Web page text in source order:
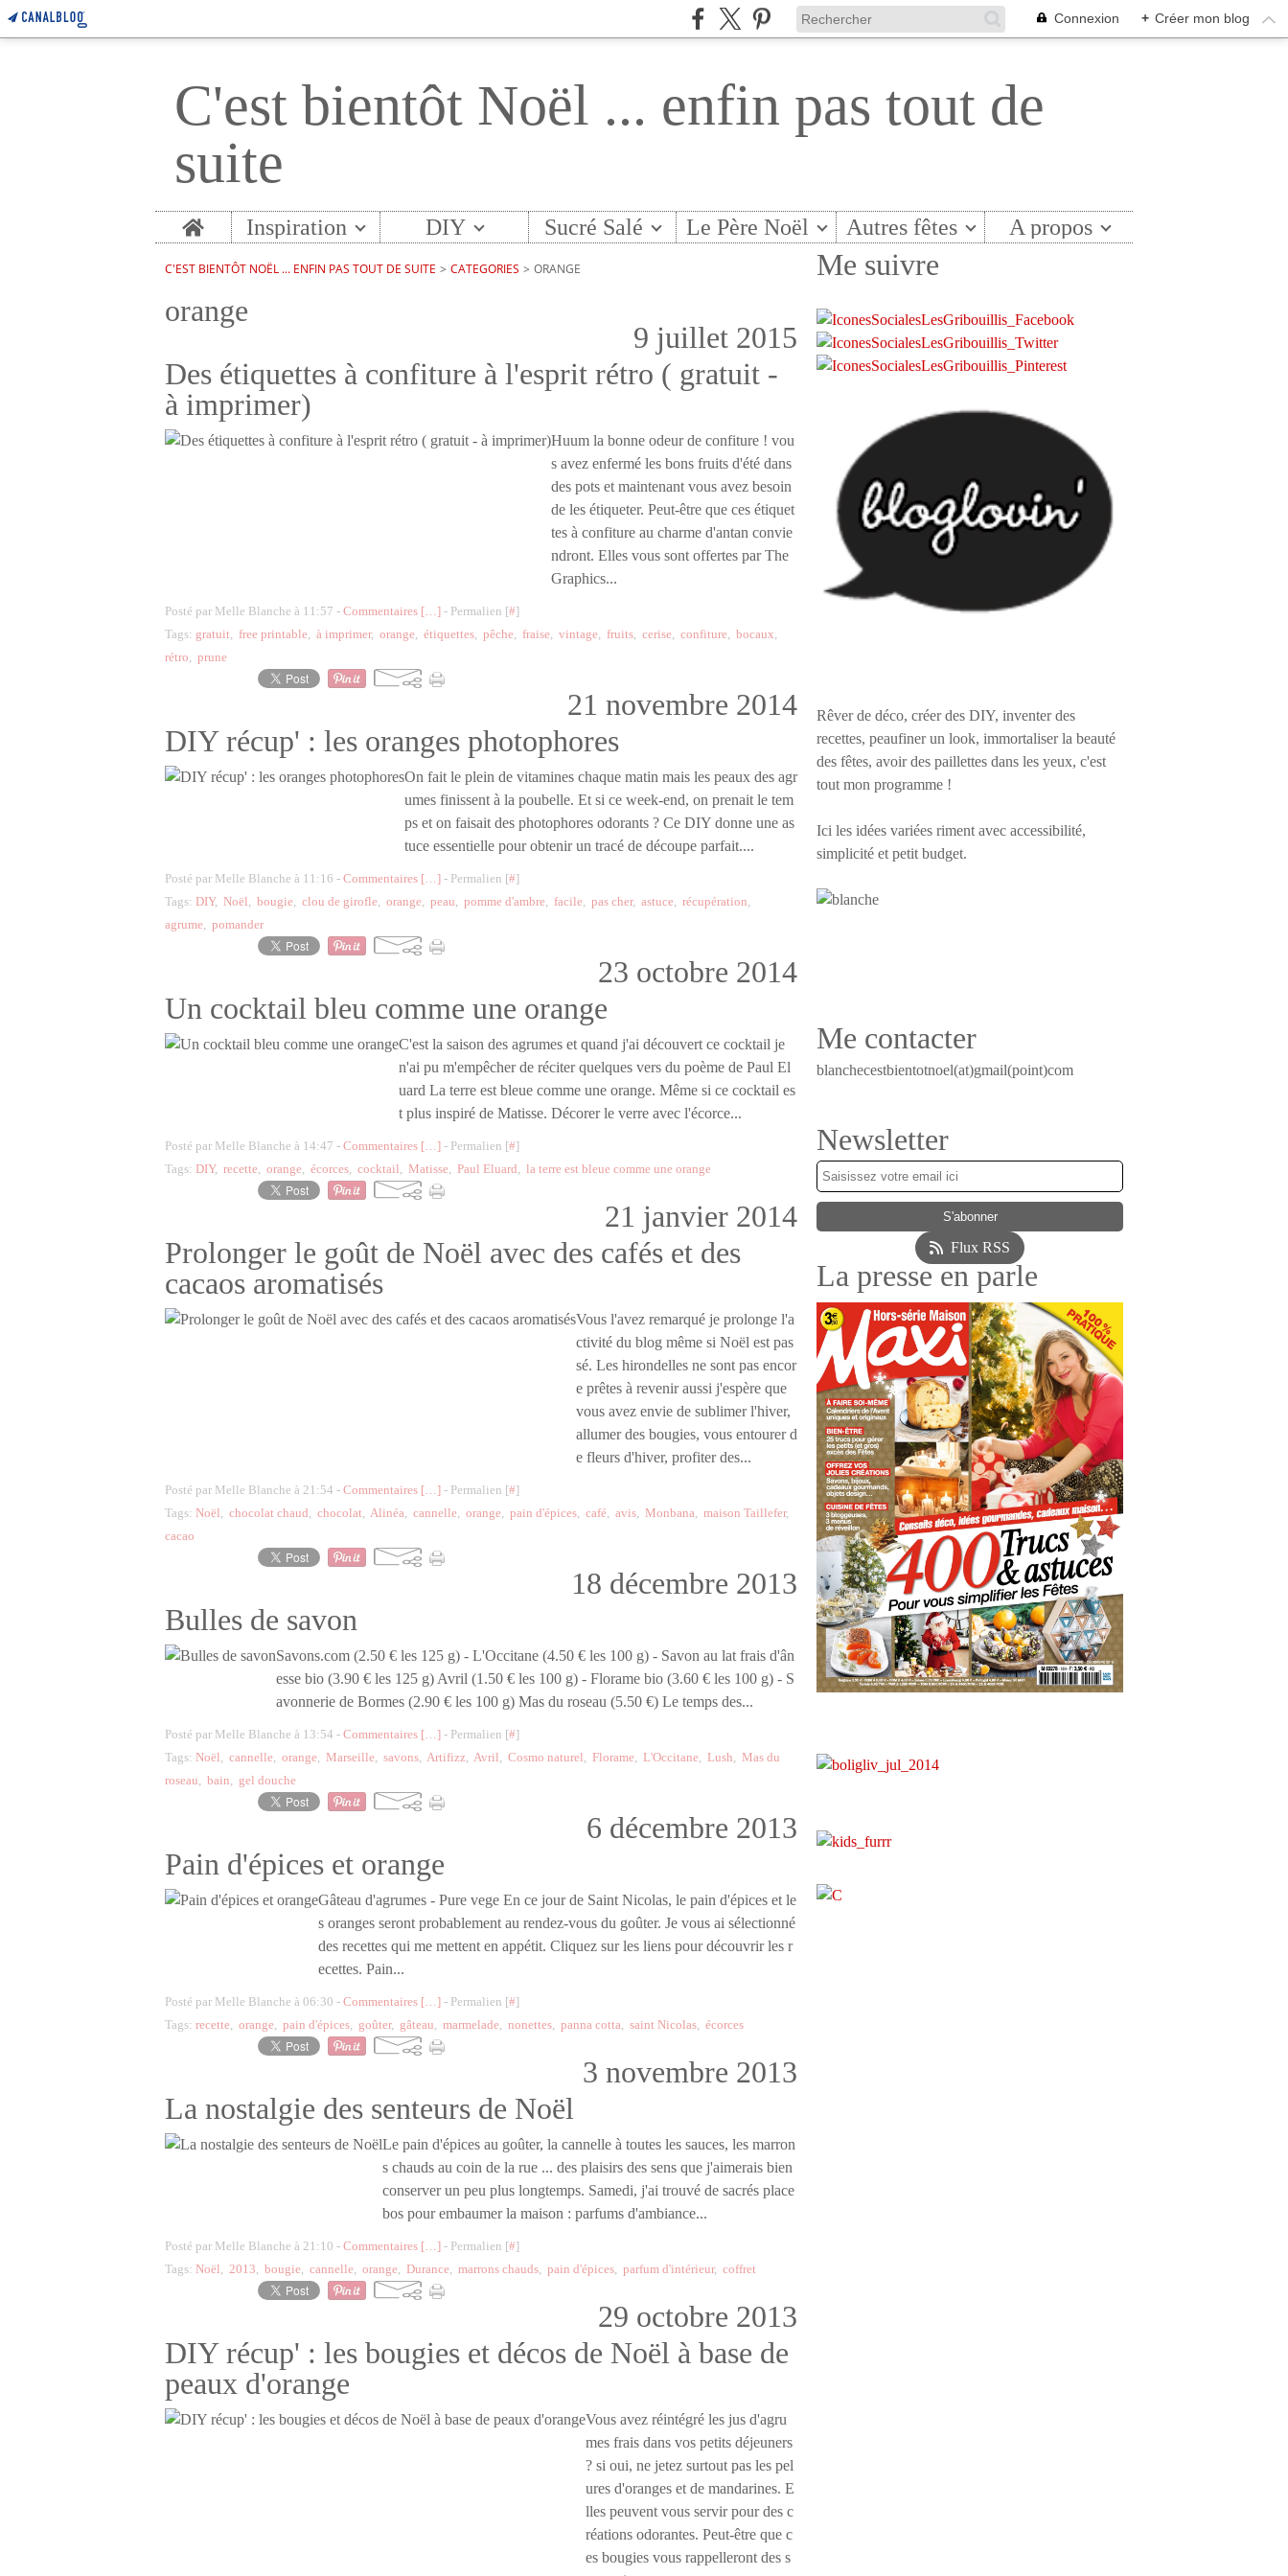
Connexion + Créer mon blog
C'est bientôt Noël ... enfin pas tout de
suite
Home Inspiration DIY Sucré Salé Le Père Noël Autres fêtes A propos
C'EST BIENTÔT NOËL ... ENFIN PAS TOUT DE SUITE > CATEGORIES > ORANGE
orange
9 juillet 2015
Des étiquettes à confiture à l'esprit rétro ( gratuit -
à imprimer)
Huum la bonne odeur de confiture ! vou
s avez enfermé les bons fruits d'été dans
des pots et maintenant vous avez besoin
de les étiqueter. Peut-être que ces étiquet
tes à confiture au charme d'antan convie
ndront. Elles vous sont offertes par The
Graphics...
Posté par Melle Blanche à 11:57 - Commentaires […] - Permalien [#]
Tags: gratuit, free printable, à imprimer, orange, étiquettes, pêche, fraise, vintage, fruits, cerise, confiture, bocaux,
rétro, prune
21 novembre 2014
DIY récup' : les oranges photophores
On fait le plein de vitamines chaque matin mais les peaux des agr
umes finissent à la poubelle. Et si ce week-end, on prenait le tem
ps et on faisait des photophores odorants ? Ce DIY donne une as
tuce essentielle pour obtenir un tracé de découpe parfait....
Posté par Melle Blanche à 11:16 - Commentaires […] - Permalien [#]
Tags: DIY, Noël, bougie, clou de girofle, orange, peau, pomme d'ambre, facile, pas cher, astuce, récupération,
agrume, pomander
23 octobre 2014
Un cocktail bleu comme une orange
C'est la saison des agrumes et quand j'ai découvert ce cocktail je
n'ai pu m'empêcher de réciter quelques vers du poème de Paul El
uard La terre est bleue comme une orange. Même si ce cocktail es
t plus inspiré de Matisse. Décorer le verre avec l'écorce...
Posté par Melle Blanche à 14:47 - Commentaires […] - Permalien [#]
Tags: DIY, recette, orange, écorces, cocktail, Matisse, Paul Eluard, la terre est bleue comme une orange
21 janvier 2014
Prolonger le goût de Noël avec des cafés et des
cacaos aromatisés
Vous l'avez remarqué je prolonge l'a
ctivité du blog même si Noël est pas
sé. Les hirondelles ne sont pas encor
e prêtes à revenir aussi j'espère que
vous avez envie de sublimer l'hiver,
allumer des bougies, vous entourer d
e fleurs d'hiver, profiter des...
Posté par Melle Blanche à 21:54 - Commentaires […] - Permalien [#]
Tags: Noël, chocolat chaud, chocolat, Alinéa, cannelle, orange, pain d'épices, café, avis, Monbana, maison Taillefer,
cacao
18 décembre 2013
Bulles de savon
Savons.com (2.50 € les 125 g) - L'Occitane (4.50 € les 100 g) - Savon au lat frais d'ân
esse bio (3.90 € les 125 g) Avril (1.50 € les 100 g) - Florame bio (3.60 € les 100 g) - S
avonnerie de Bormes (2.90 € les 100 g) Mas du roseau (5.50 €) Le temps des...
Posté par Melle Blanche à 13:54 - Commentaires […] - Permalien [#]
Tags: Noël, cannelle, orange, Marseille, savons, Artifizz, Avril, Cosmo naturel, Florame, L'Occitane, Lush, Mas du
roseau, bain, gel douche
6 décembre 2013
Pain d'épices et orange
Gâteau d'agrumes - Pure vege En ce jour de Saint Nicolas, le pain d'épices et le
s oranges seront probablement au rendez-vous du goûter. Je vous ai sélectionné
des recettes qui me mettent en appétit. Cliquez sur les liens pour découvrir les r
ecettes. Pain...
Posté par Melle Blanche à 06:30 - Commentaires […] - Permalien [#]
Tags: recette, orange, pain d'épices, goûter, gâteau, marmelade, nonettes, panna cotta, saint Nicolas, écorces
3 novembre 2013
La nostalgie des senteurs de Noël
Le pain d'épices au goûter, la cannelle à toutes les sauces, les marron
s chauds au coin de la rue ... des plaisirs des sens que j'aimerais bien
conserver un peu plus longtemps. Samedi, j'ai trouvé de sacrés place
bos pour embaumer la maison : parfums d'ambiance...
Posté par Melle Blanche à 21:10 - Commentaires […] - Permalien [#]
Tags: Noël, 2013, bougie, cannelle, orange, Durance, marrons chauds, pain d'épices, parfum d'intérieur, coffret
29 octobre 2013
DIY récup' : les bougies et décos de Noël à base de
peaux d'orange
Vous avez réintégré les jus d'agru
mes frais dans vos petits déjeuners
? si oui, ne jetez surtout pas les pel
ures d'oranges et de mandarines. E
lles peuvent vous servir pour des c
réations odorantes. Peut-être que c
es bougies vous rappelleront des s
Me suivre
Rêver de déco, créer des DIY, inventer des
recettes, peaufiner un look, immortaliser la beauté
des fêtes, avoir des paillettes dans les yeux, c'est
tout mon programme !
Ici les idées variées riment avec accessibilité,
simplicité et petit budget.
Me contacter
blanchecestbientotnoel(at)gmail(point)com
Newsletter
Flux RSS
La presse en parle